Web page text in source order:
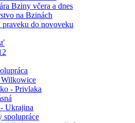
Bziny včera a dnes
na Bzinách
do novoveku
- Privlaka
Ukrajina
spolupráce